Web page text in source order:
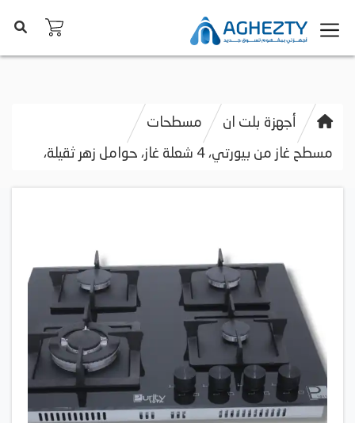
أجهزة بلت ان مسطحات
مسطح غاز من بيورتي، 4 شعلة غاز، حوامل زهر ثقيلة،